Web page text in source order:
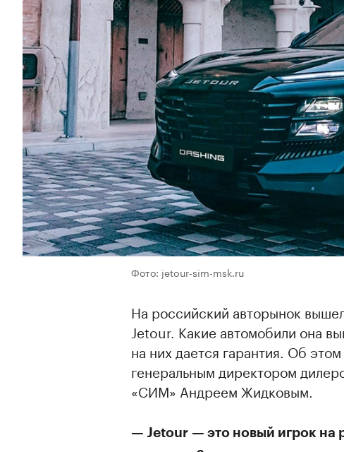
Фото: jetour-sim-msk.ru
На российский авторынок
Jetour. Какие автомобили она
на них дается гарантия. Об
генеральным директором
«СИМ» Андреем Жидковым.
— Jetour — это новый игрок на